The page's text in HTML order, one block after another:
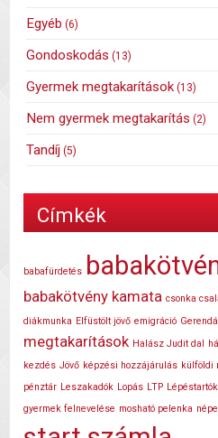
Egyéb (6)
Gondoskodás (13)
Gyermek megtakarítások (13)
Nem gyermek megtakarítás (2)
Tandíj (5)
Címkék
babafürdetés
babakötvény kamata csonka
diákmunka Elfüstölt jövő emigráció
megtakarítások Halász Judit dal
kezdés Jövő képzési hozzájárulás külföldi
pénztár Leszakadók Lopás LTP Lépéstartók
gyermek felnevelése mosható pelenka